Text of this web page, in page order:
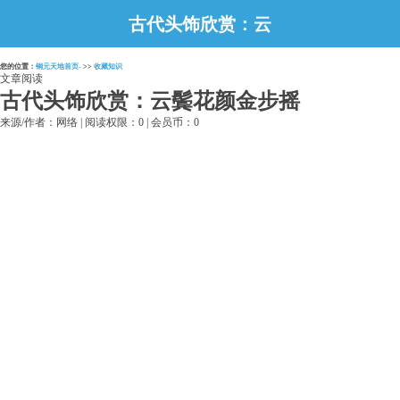
古代头饰欣赏：云
鬓花颜金步摇
您的位置： 铜元天地首页- >> 收藏知识
文章阅读
古代头饰欣赏：云鬓花颜金步摇
来源/作者：网络 | 阅读权限：0 | 会员币：0